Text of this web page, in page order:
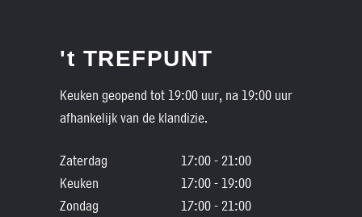
't TREFPUNT
Keuken geopend tot 19:00 uur, na 19:00 uur
afhankelijk van de klandizie.
Zaterdag
17:00 - 21:00
Keuken
17:00 - 19:00
Zondag
17:00 - 21:00